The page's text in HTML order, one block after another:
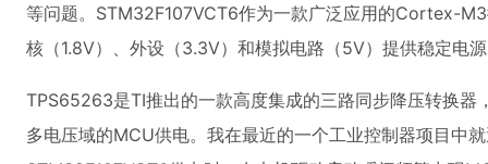
等问题。STM32F107VCT6作为一款广泛应用的Cortex-
核（1.8V）、外设（3.3V）和模拟电路（5V）提供稳定电
TPS65263是TI推出的一款高度集成的三路同步降压转换器
多电压域的MCU供电。我在最近的一个工业控制器项目中